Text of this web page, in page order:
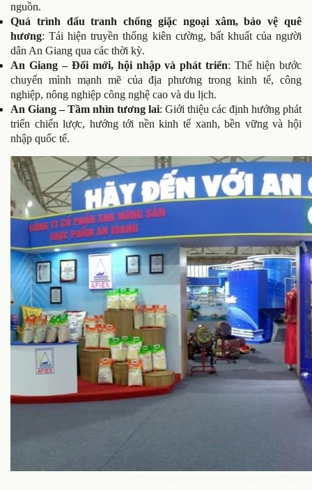
nguồn.
Quá trình đấu tranh chống giặc ngoại xâm, bảo vệ quê
hương: Tái hiện truyền thống kiên cường, bất khuất của người
dân An Giang qua các thời kỳ.
An Giang – Đổi mới, hội nhập và phát triển: Thể hiện bước
chuyển mình mạnh mẽ của địa phương trong kinh tế, công
nghiệp, nông nghiệp công nghệ cao và du lịch.
An Giang – Tầm nhìn tương lai: Giới thiệu các định hướng phát
triển chiến lược, hướng tới nền kinh tế xanh, bền vững và hội
nhập quốc tế.